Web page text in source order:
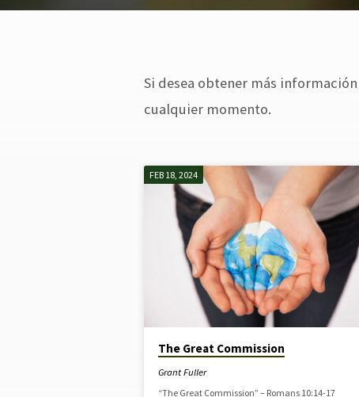
ARCHIVO
SERMONES
Si desea obtener más
cualquier momento.
FEB 18, 2024
The Great Commission
Grant Fuller
“The Great Commission” – Romans 10:14-17